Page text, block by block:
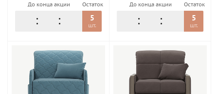
До конца акции Остаток
5
шт.
До конца акции Остаток
5
шт.